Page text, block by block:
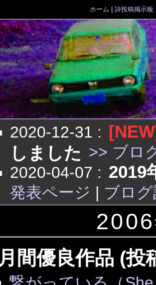
ホーム 詩投稿掲示板
2020-12-31 :
しました >> ブロ
2020-04-07 : 2019
発表ページ | ブロ
月間優良作品 (投